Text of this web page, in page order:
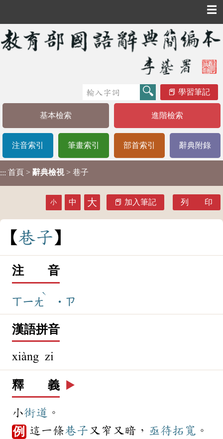
☰
學習筆記
基本檢索 進階檢索
注音索引 筆畫索引 部首索引 辭典附錄
::: 首頁 > 辭典檢視 > 巷子
小 中 大 加入筆記 列 印
巷子
注 音
ㄒㄧㄤ
ˋ
˙ㄗ
漢語拼音
xiàng zi
釋 義 ▶️
小街道 。
例 這一條巷子 又窄又暗， 亟待拓寬 。